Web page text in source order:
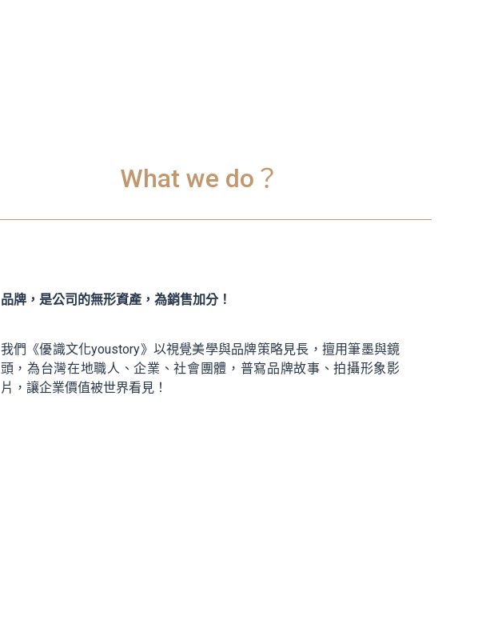
What we do？
品牌，是公司的無形資產，為銷售加分！
我們《優識文化youstory》以視覺美學與品牌策略見長，擅用筆墨與鏡
頭，為台灣在地職人、企業、社會團體，普寫品牌故事、拍攝形象影
片，讓企業價值被世界看見！